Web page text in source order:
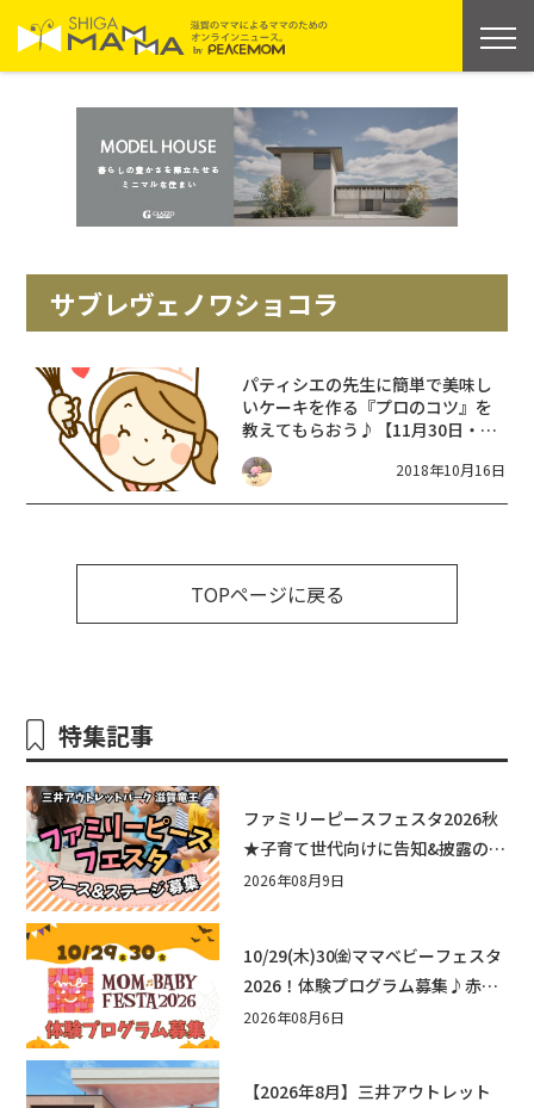
サブレヴェノワショコラ
パティシエの先生に簡単で美味し
いケーキを作る『プロのコツ』を
教えてもらおう♪【11月30日・12
月7日】パティシエ気分で♪ケーキ
づくり教室～クリスマスまでに美
2018年10月16日
TOPページに戻る
特集記事
ファミリーピースフェスタ2026秋
★子育て世代向けに告知&披露の場
として♪ステージ又はブース出店
2026年08月9日
10/29(木)30㈮ママベビーフェスタ
2026！体験プログラム募集♪赤ち
ゃん向けイベントに出演しません
2026年08月6日
【2026年8月】三井アウトレット